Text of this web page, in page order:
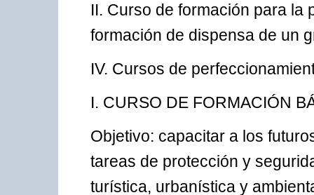
II. Curso de formación para la
formación de dispensa de un
IV. Cursos de
I. CURSO DE FORMACIÓN
Objetivo: capacitar a los
tareas de protección y
turística, urbanística y